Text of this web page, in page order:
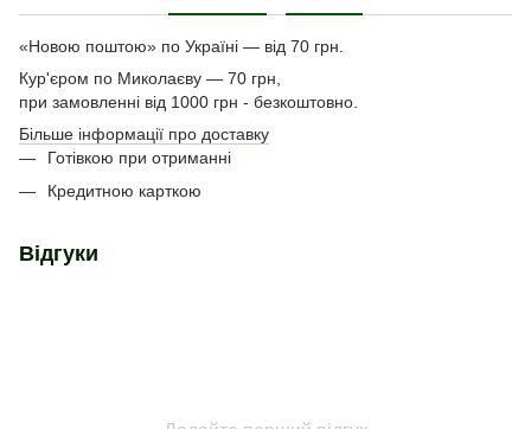
«Новою поштою» по Україні — від 70 грн.
Кур'єром по Миколаєву — 70 грн,
при замовленні від 1000 грн - безкоштовно.
Більше інформації про доставку
Готівкою при отриманні
Кредитною карткою
Відгуки